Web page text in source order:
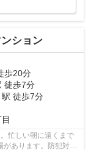
ション
歩20分
徒歩7分
駅 徒歩7分
目
忙しい朝に遠くまで
があります。防犯対策